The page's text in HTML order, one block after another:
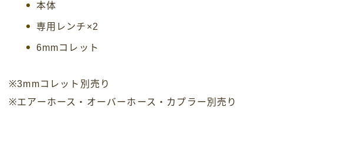
本体
専用レンチ×2
6mmコレット
※3mmコレット別売り
※エアーホース・オーバーホース・カプラー別売り